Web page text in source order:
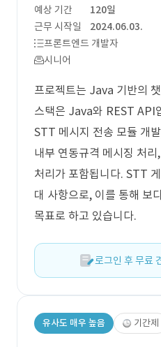
예상 기간
120일
근무 시작일
2024.06.03.
프론트엔드 개발자
시니어
프로젝트는 Java 기반의
스택은 Java와 REST API
STT 메시지 전송 모듈 개
내부 연동규격 메시징 처
처리가 포함됩니다. STT
대 사항으로, 이를 통해 보
목표로 하고 있습니다.
로그인 후 무료
유사도 매우 높음 기간제